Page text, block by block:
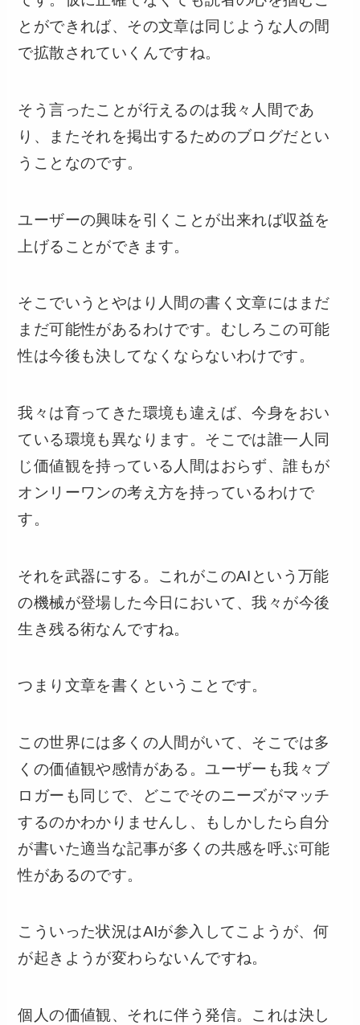
とができれば、その文章は同じような人の間
で拡散されていくんですね。
そう言ったことが行えるのは我々人間であ
り、またそれを掲出するためのブログだとい
うことなのです。
ユーザーの興味を引くことが出来れば収益を
上げることができます。
そこでいうとやはり人間の書く文章にはまだ
まだ可能性があるわけです。むしろこの可能
性は今後も決してなくならないわけです。
我々は育ってきた環境も違えば、今身をおい
ている環境も異なります。そこでは誰一人同
じ価値観を持っている人間はおらず、誰もが
オンリーワンの考え方を持っているわけで
す。
それを武器にする。これがこのAIという万能
の機械が登場した今日において、我々が今後
生き残る術なんですね。
つまり文章を書くということです。
この世界には多くの人間がいて、そこでは多
くの価値観や感情がある。ユーザーも我々ブ
ロガーも同じで、どこでそのニーズがマッチ
するのかわかりませんし、もしかしたら自分
が書いた適当な記事が多くの共感を呼ぶ可能
性があるのです。
こういった状況はAIが参入してこようが、何
が起きようが変わらないんですね。
個人の価値観、それに伴う発信。これは決し